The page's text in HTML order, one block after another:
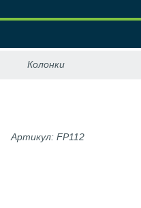
Артикул: FP112